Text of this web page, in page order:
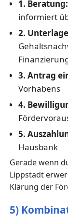
1. Beratung:
informiert
2.
3. Antrag
Vorhabens
4.
5.
Hausbank
Gerade wenn
Lippstadt
Klärung der
5)